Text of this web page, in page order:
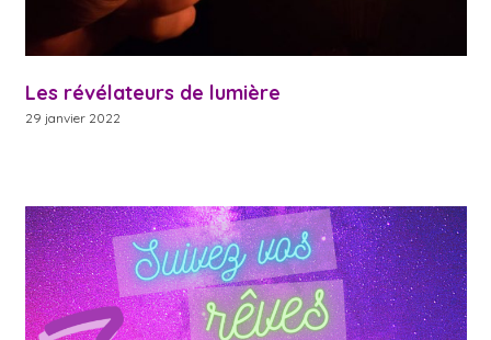
Les révélateurs de lumière
29 janvier 2022